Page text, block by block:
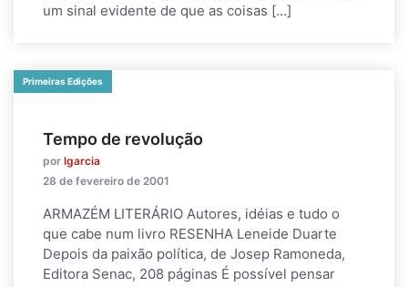
um sinal evidente de que as coisas […]
Primeiras Edições
Tempo de revolução
por lgarcia
28 de fevereiro de 2001
ARMAZÉM LITERÁRIO Autores, idéias e tudo o
que cabe num livro RESENHA Leneide Duarte
Depois da paixão política, de Josep Ramoneda,
Editora Senac, 208 páginas É possível pensar